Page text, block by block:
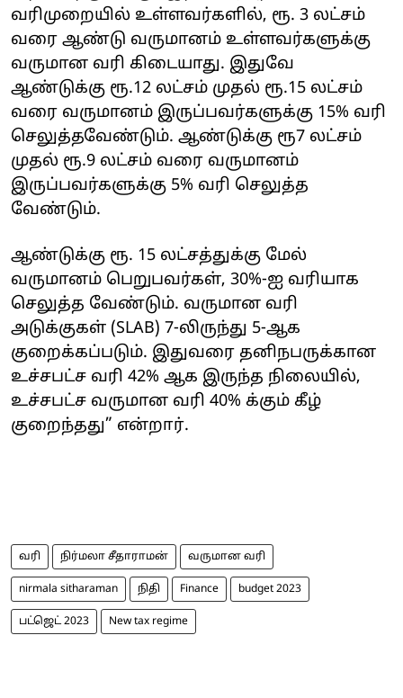
வரிமுறையில் உள்ளவர்களில், ரூ. 3 லட்சம்
வரை ஆண்டு வருமானம் உள்ளவர்களுக்கு
வருமான வரி கிடையாது. இதுவே
ஆண்டுக்கு ரூ.12 லட்சம் முதல் ரூ.15 லட்சம்
வரை வருமானம் இருப்பவர்களுக்கு 15% வரி
செலுத்தவேண்டும். ஆண்டுக்கு ரூ7 லட்சம்
முதல் ரூ.9 லட்சம் வரை வருமானம்
இருப்பவர்களுக்கு 5% வரி செலுத்த
வேண்டும்.
ஆண்டுக்கு ரூ. 15 லட்சத்துக்கு மேல்
வருமானம் பெறுபவர்கள், 30%-ஐ வரியாக
செலுத்த வேண்டும். வருமான வரி
அடுக்குகள் (SLAB) 7-லிருந்து 5-ஆக
குறைக்கப்படும். இதுவரை தனிநபருக்கான
உச்சபட்ச வரி 42% ஆக இருந்த நிலையில்,
உச்சபட்ச வருமான வரி 40% க்கும் கீழ்
குறைந்தது” என்றார்.
வரி நிர்மலா சீதாராமன் வருமான வரி
nirmala sitharaman நிதி Finance budget 2023
பட்ஜெட் 2023 New tax regime